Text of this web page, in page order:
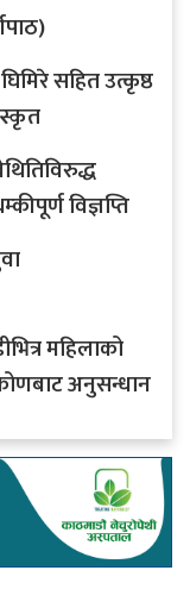
सहित उत्कृष्ठ
विज्ञप्ति
महिलाको
अनुसन्धान